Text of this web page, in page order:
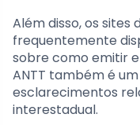
Além disso, os sites
frequentemente
sobre como emitir
ANTT também é
esclarecimentos
interestadual.